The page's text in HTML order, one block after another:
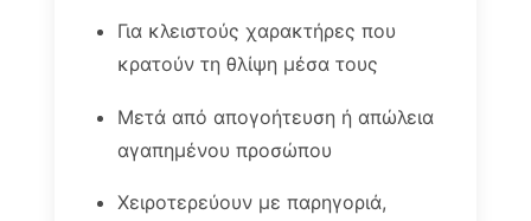
Για κλειστούς χαρακτήρες που
κρατούν τη θλίψη μέσα τους
Μετά από απογοήτευση ή απώλεια
αγαπημένου προσώπου
Χειροτερεύουν με παρηγοριά,